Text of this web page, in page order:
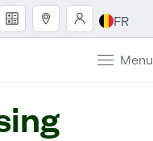
FR
Menu